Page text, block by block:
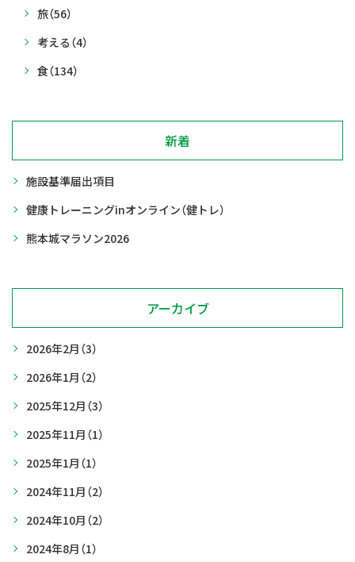
旅（56）
考える （4）
食（134）
新着
施設基準届出項目
健康トレーニングinオンライン（健トレ）
熊本城マラソン2026
アーカイブ
2026年2月 （3）
2026年1月 （2）
2025年12月 （3）
2025年11月 （1）
2025年1月 （1）
2024年11月 （2）
2024年10月 （2）
2024年8月 （1）